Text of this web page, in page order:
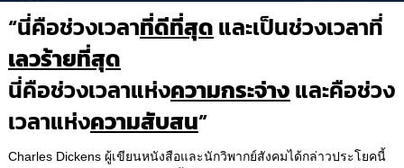
“นี่คือช่วงเวลาที่ดีที่สุดและเป็นช่วงเวลาที่
เลวร้ายที่สุด
นี่คือช่วงเวลาแห่งความกระจ่างและคือช่วง
เวลาแห่งความสับสน”
Charles Dickens ผู้เขียนหนังสือและนักวิพากย์สังคมได้กล่าวประโยคนี้